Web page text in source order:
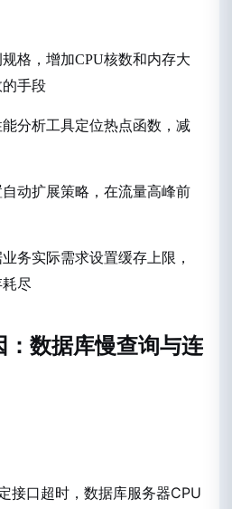
规格，增加CPU核数和内存大
手段
分析工具定位热点函数，减
自动扩展策略，在流量高峰前
业务实际需求设置缓存上限，
尽
：数据库慢查询与连
接口超时，数据库服务器CPU